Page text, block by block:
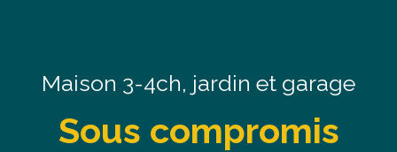
Maison 3-4ch, jardin et garage
Sous compromis